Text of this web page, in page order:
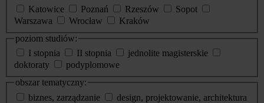
Katowice
Poznań Rzeszów
Sopot
Warszawa
Wrocław
Kraków
poziom studiów:
I stopnia
II stopnia
jednolite magisterskie
doktoraty
podyplomowe
obszar tematyczny:
biznes, zarządzanie
design, projektowanie, architektura